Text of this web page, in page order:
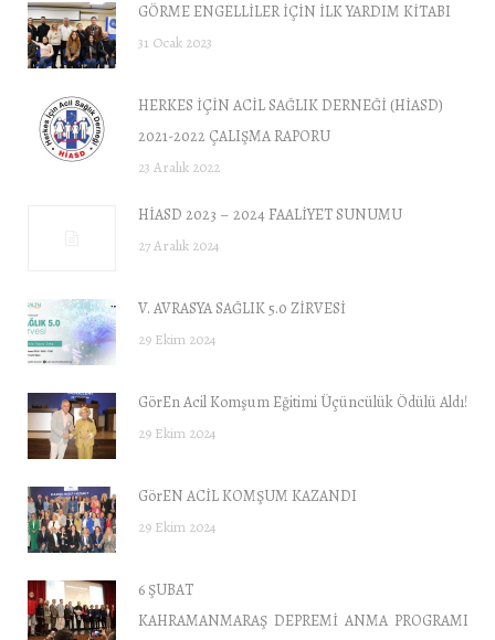
GÖRME ENGELLİLER İÇİN İLK YARDIM KİTABI
31 Ocak 2023
HERKES İÇİN ACİL SAĞLIK DERNEĞİ (HİASD)
2021-2022 ÇALIŞMA RAPORU
23 Aralık 2022
HİASD 2023 – 2024 FAALİYET SUNUMU
27 Aralık 2024
V. AVRASYA SAĞLIK 5.0 ZİRVESİ
29 Ekim 2024
GörEn Acil Komşum Eğitimi Üçüncülük Ödülü Aldı!
29 Ekim 2024
GörEN ACİL KOMŞUM KAZANDI
29 Ekim 2024
6 ŞUBAT
KAHRAMANMARAŞ DEPREMİ ANMA PROGRAMI